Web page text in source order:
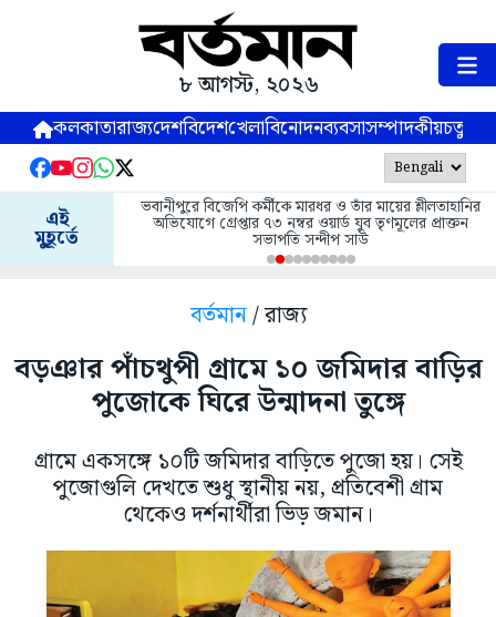
৮ আগস্ট, ২০২৬
কলকাতারাজ্যদেশবিদেশখেলাবিনোদনব্যবসাসম্পাদকীয়
এই
মুহূর্তে
ভবানীপুরে বিজেপি কর্মীকে মারধর ও তাঁর মায়ের শ্লীলতাহানির
অভিযোগে গ্রেপ্তার ৭৩ নম্বর ওয়ার্ড যুব তৃণমূলের প্রাক্তন
সভাপতি সন্দীপ সাউ
বর্তমান/ রাজ্য
বড়ঞার পাঁচথুপী গ্রামে ১০ জমিদার বাড়ির
পুজোকে ঘিরে উন্মাদনা তুঙ্গে
গ্রামে একসঙ্গে ১০টি জমিদার বাড়িতে পুজো হয়। সেই
পুজোগুলি দেখতে শুধু স্থানীয় নয়, প্রতিবেশী গ্রাম
থেকেও দর্শনার্থীরা ভিড় জমান।